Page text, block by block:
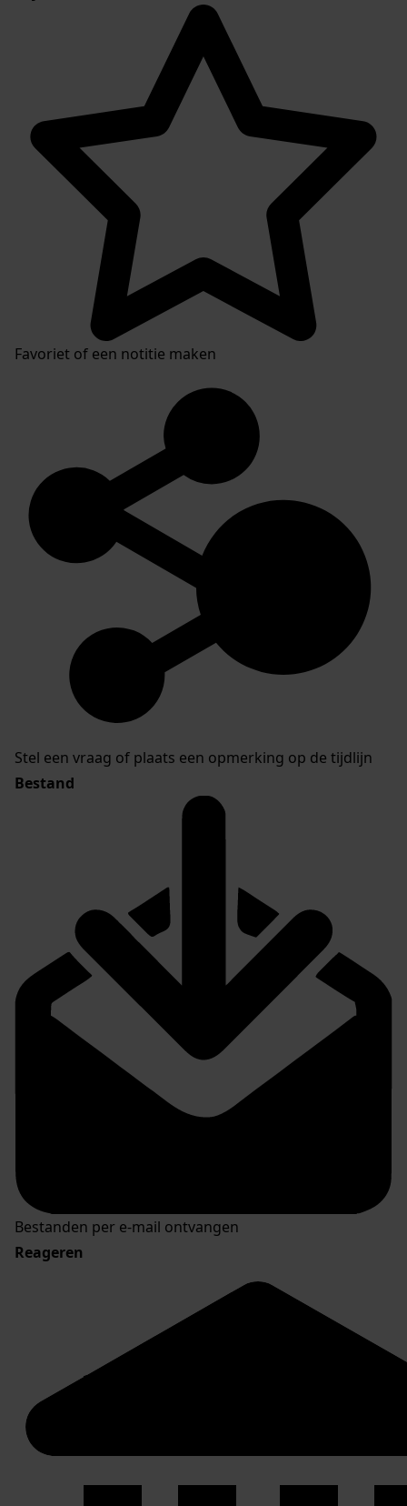
Favoriet of een notitie maken
Stel een vraag of plaats een opmerking op de tijdlijn
Bestand
Bestanden per e-mail ontvangen
Reageren